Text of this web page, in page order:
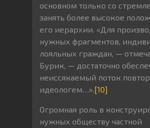
основном только со
занять более высокое
его иерархии. «Для
нужных фрагментов,
лояльных граждан, —
Бурик, — достаточно
неиссякаемый поток
идеологем…».[10]
Огромная роль в
нужных обществу частной